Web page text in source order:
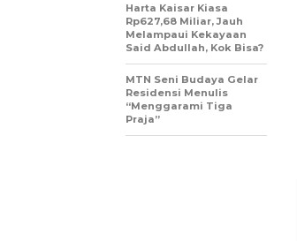
Harta Kaisar Kiasa
Rp627,68 Miliar, Jauh
Melampaui Kekayaan
Said Abdullah, Kok Bisa?
MTN Seni Budaya Gelar
Residensi Menulis
“Menggarami Tiga
Praja”